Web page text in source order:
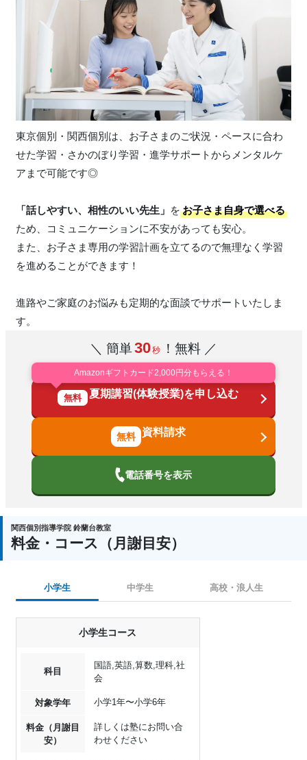
東京個別・関西個別は、お子さまのご状況・ペースに合わ
せた学習・さかのぼり学習・進学サポートからメンタルケ
アまで可能です◎
「話しやすい、相性のいい先生」 を お子さま自身で選べる
ため、コミュニケーションに不安があっても安心。
また、お子さま専用の学習計画を立てるので無理なく学習
を進めることができます！
進路やご家庭のお悩みも定期的な面談でサポートいたしま
す。
＼ 簡単30秒 ！無料 ／
Amazonギフトカード2,000円分もらえる！
無料 夏期講習(体験授業)を申し込む
資料請求
電話番号を表示
関西個別指導学院 鈴蘭台教室
料金・コース（月謝目安）
小学生 中学生 高校・浪人生
小学生コース
科目
国語,英語,算数,理科,社
会
対象学年 小学1年〜小学6年
料金（月謝目
安）
詳しくは塾にお問い合
わせください